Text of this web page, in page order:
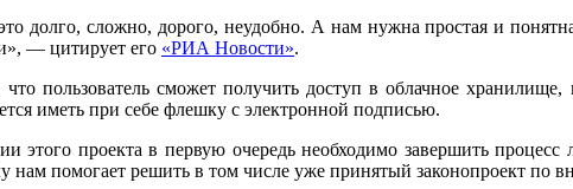
долго, сложно, дорого, неудобно. А нам нужна простая и
— цитирует его «РИА Новости».
что пользователь сможет получить доступ в облачное
иметь при себе флешку с электронной подписью.
этого проекта в первую очередь необходимо завершить
нам помогает решить в том числе уже принятый законопроект